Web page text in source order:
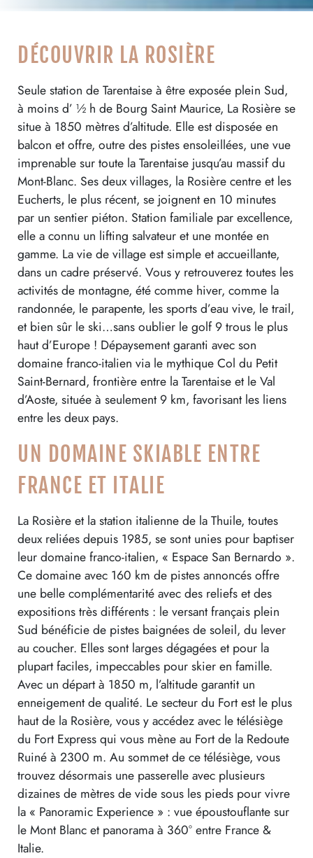
DÉCOUVRIR LA ROSIÈRE
Seule station de Tarentaise à être exposée plein Sud,
à moins d’ ½ h de Bourg Saint Maurice, La Rosière se
situe à 1850 mètres d’altitude. Elle est disposée en
balcon et offre, outre des pistes ensoleillées, une vue
imprenable sur toute la Tarentaise jusqu’au massif du
Mont-Blanc. Ses deux villages, la Rosière centre et les
Eucherts, le plus récent, se joignent en 10 minutes
par un sentier piéton. Station familiale par excellence,
elle a connu un lifting salvateur et une montée en
gamme. La vie de village est simple et accueillante,
dans un cadre préservé. Vous y retrouverez toutes les
activités de montagne, été comme hiver, comme la
randonnée, le parapente, les sports d’eau vive, le trail,
et bien sûr le ski…sans oublier le golf 9 trous le plus
haut d’Europe ! Dépaysement garanti avec son
domaine franco-italien via le mythique Col du Petit
Saint-Bernard, frontière entre la Tarentaise et le Val
d’Aoste, située à seulement 9 km, favorisant les liens
entre les deux pays.
UN DOMAINE SKIABLE ENTRE
FRANCE ET ITALIE
La Rosière et la station italienne de la Thuile, toutes
deux reliées depuis 1985, se sont unies pour baptiser
leur domaine franco-italien, « Espace San Bernardo ».
Ce domaine avec 160 km de pistes annoncés offre
une belle complémentarité avec des reliefs et des
expositions très différents : le versant français plein
Sud bénéficie de pistes baignées de soleil, du lever
au coucher. Elles sont larges dégagées et pour la
plupart faciles, impeccables pour skier en famille.
Avec un départ à 1850 m, l’altitude garantit un
enneigement de qualité. Le secteur du Fort est le plus
haut de la Rosière, vous y accédez avec le télésiège
du Fort Express qui vous mène au Fort de la Redoute
Ruiné à 2300 m. Au sommet de ce télésiège, vous
trouvez désormais une passerelle avec plusieurs
dizaines de mètres de vide sous les pieds pour vivre
la « Panoramic Experience » : vue époustouflante sur
le Mont Blanc et panorama à 360° entre France &
Italie.